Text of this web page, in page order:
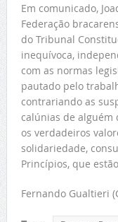
Em comunicado,
Federação
do Tribunal
inequívoca,
com as normas
pautado pelo
contrariando as
calúnias de alguém
os verdadeiros
solidariedade,
Princípios, que
Fernando Gualtieri